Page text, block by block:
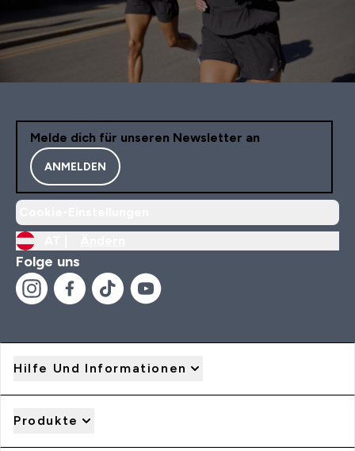
Melde dich für unseren Newsletter an
ANMELDEN
Folge uns
Hilfe Und Informationen
Produkte